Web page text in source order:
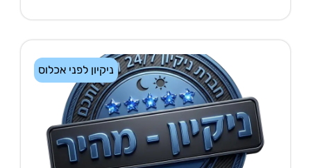
ניקיון לפני אכלוס